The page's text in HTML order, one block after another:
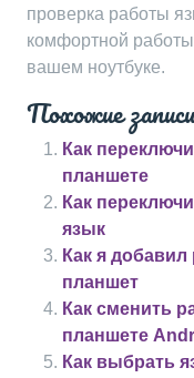
проверка работы
комфортной
вашем ноутбуке.
Похожие
Как
планшете
Как
язык
Как я
планшет
Как сменить
планшете
Как выбрать